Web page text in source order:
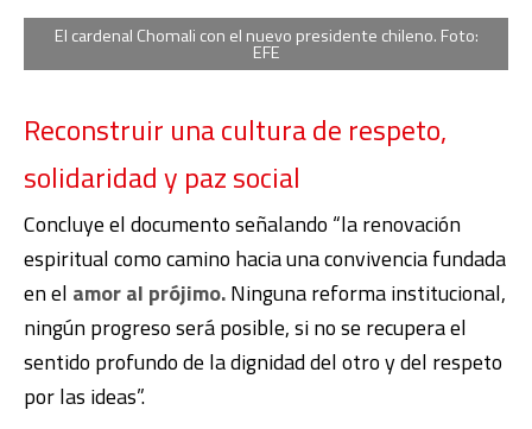
El cardenal Chomali con el nuevo presidente chileno. Foto:
EFE
Reconstruir una cultura de respeto,
solidaridad y paz social
Concluye el documento señalando “la renovación
espiritual como camino hacia una convivencia fundada
en el amor al prójimo.Ninguna reforma institucional,
ningún progreso será posible, si no se recupera el
sentido profundo de la dignidad del otro y del respeto
por las ideas”.